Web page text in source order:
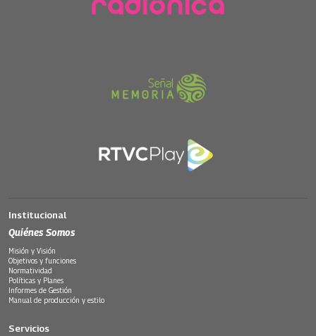
Institucional
Quiénes Somos
Misión y Visión
Objetivos y funciones
Normatividad
Políticas y Planes
Informes de Gestión
Manual de producción y estilo
Servicios